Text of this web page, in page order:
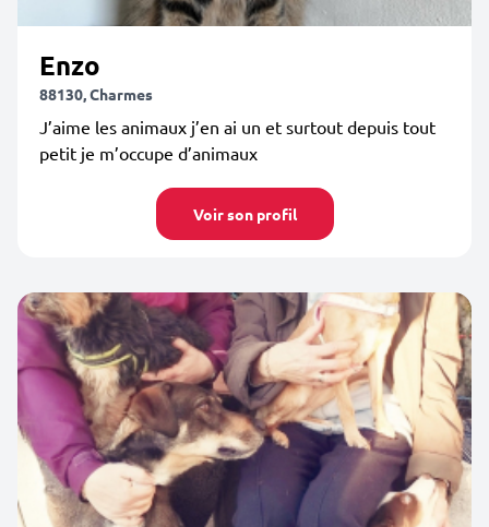
Enzo
88130, Charmes
J’aime les animaux j’en ai un et surtout depuis tout
petit je m’occupe d’animaux
Voir son profil